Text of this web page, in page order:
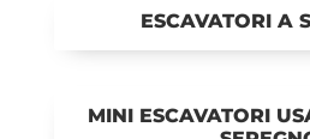
ESCAVATORI A
MINI ESCAVATORI